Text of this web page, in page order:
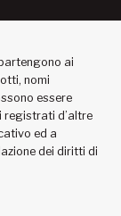
ai
nomi
essere
registrati d’altre
ed a
dei diritti di